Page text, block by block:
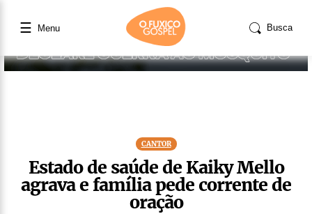
☰ Menu Busca
CANTOR
Estado de saúde de Kaiky Mello
agrava e família pede corrente de
oração